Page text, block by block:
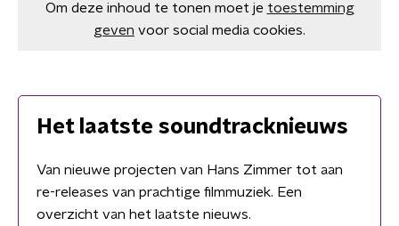
Om deze inhoud te tonen moet je toestemming
geven voor social media cookies.
Het laatste soundtracknieuws
Van nieuwe projecten van Hans Zimmer tot aan
re-releases van prachtige filmmuziek. Een
overzicht van het laatste nieuws.